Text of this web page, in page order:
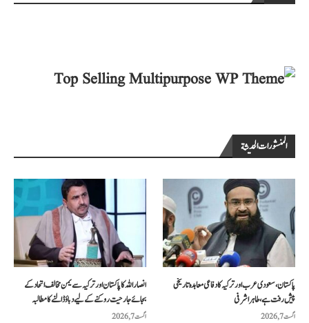
المنشورات الحديثة
انصار اللہ کا پاکستان اور ترکیہ سے یمن مخالف اتحاد کے
بجائے جارحیت روکنے کے لیے دباؤ ڈالنے کا مطالبہ
اگست 7, 2026
پاکستان، سعودی عرب اور ترکیہ کا دفاعی معاہدہ تاریخی
پیش رفت ہے، طاہر اشرفی
اگست 7, 2026